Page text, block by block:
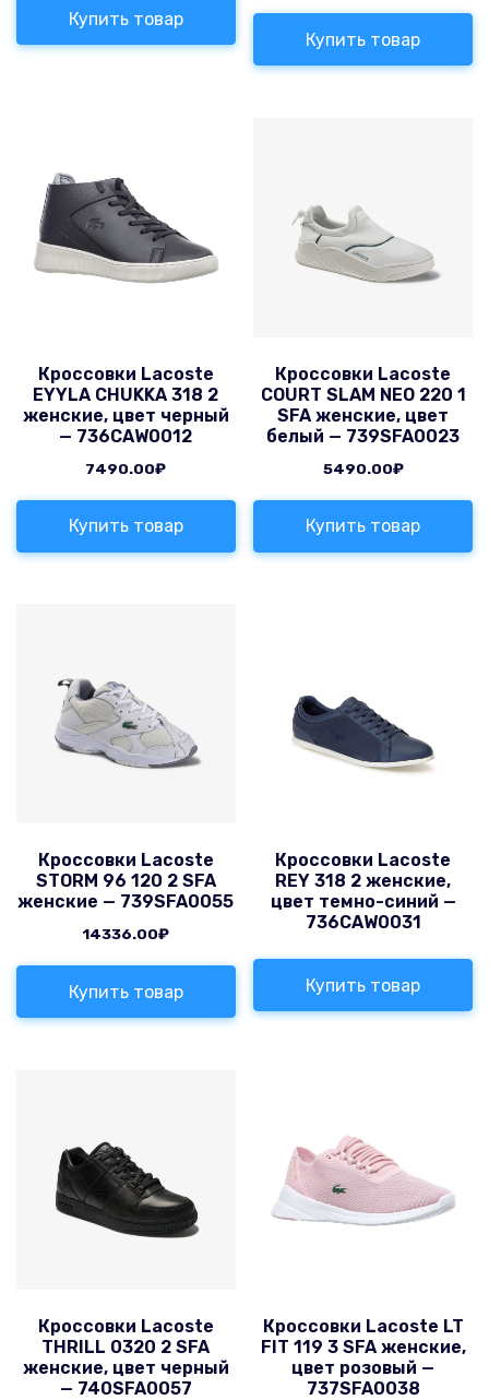
Купить товар
Купить товар
Кроссовки Lacoste
EYYLA CHUKKA 318 2
женские, цвет черный
— 736CAW0012
7490.00₽
Купить товар
Кроссовки Lacoste
COURT SLAM NEO 220 1
SFA женские, цвет
белый — 739SFA0023
5490.00₽
Купить товар
Кроссовки Lacoste
STORM 96 120 2 SFA
женские — 739SFA0055
14336.00₽
Купить товар
Кроссовки Lacoste
REY 318 2 женские,
цвет темно-синий —
736CAW0031
Купить товар
Кроссовки Lacoste
THRILL 0320 2 SFA
женские, цвет черный
— 740SFA0057
Кроссовки Lacoste LT
FIT 119 3 SFA женские,
цвет розовый —
737SFA0038